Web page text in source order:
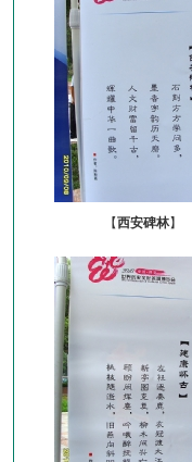
【西安碑林】